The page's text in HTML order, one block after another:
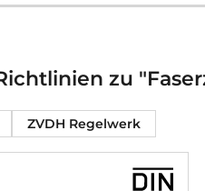
zu
ZVDH Regelwerk